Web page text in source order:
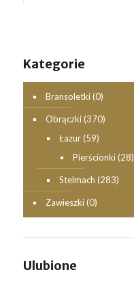
Kategorie
Bransoletki (0)
Obrączki (370)
Łazur (59)
Pierścionki (28)
Stelmach (283)
Zawieszki (0)
Ulubione